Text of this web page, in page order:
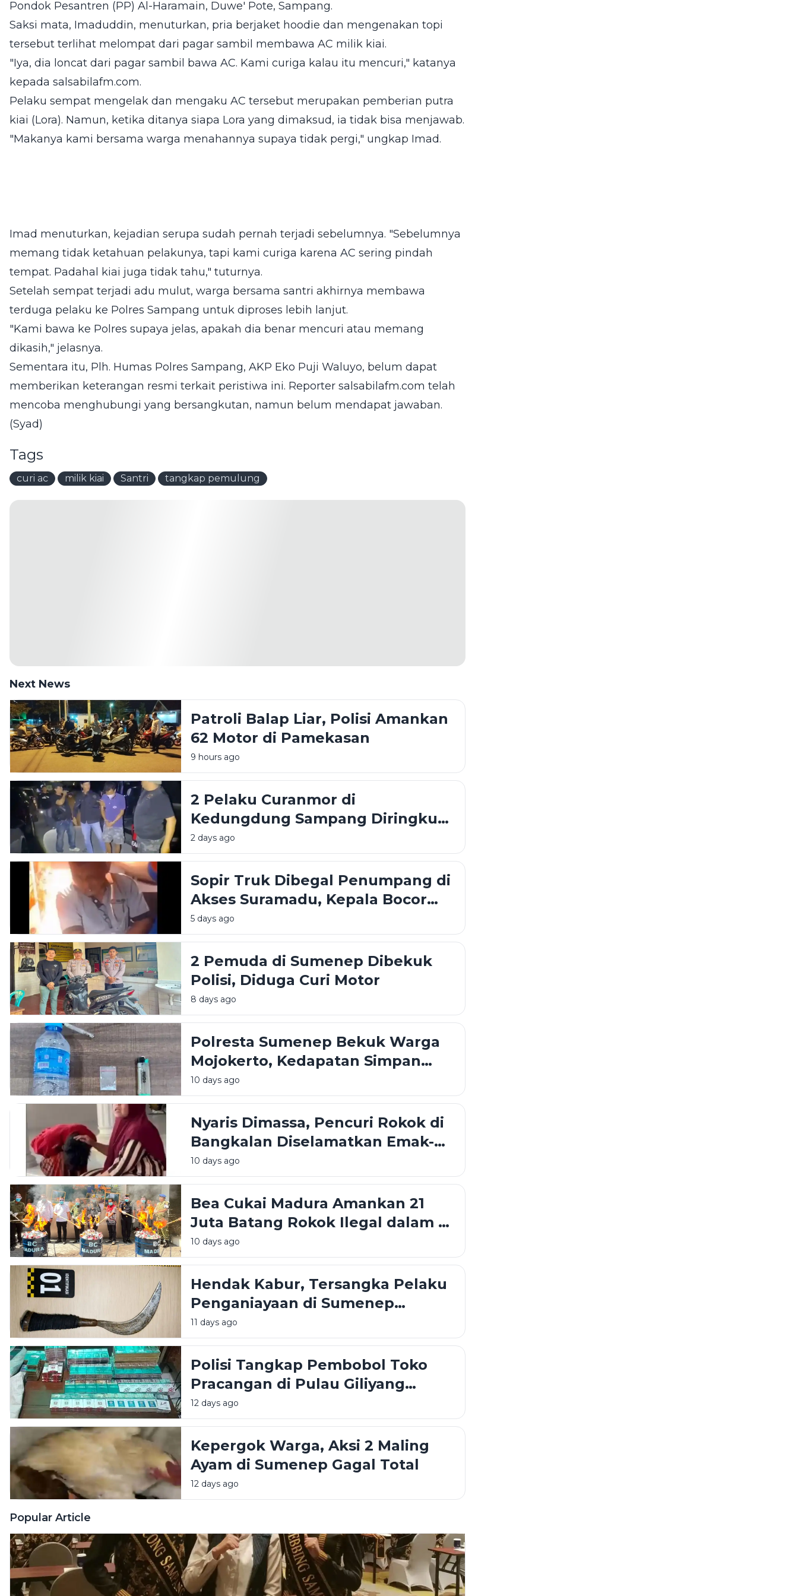
Pondok Pesantren (PP) Al-Haramain, Duwe' Pote, Sampang.
Saksi mata, Imaduddin, menuturkan, pria berjaket hoodie dan mengenakan topi
tersebut terlihat melompat dari pagar sambil membawa AC milik kiai.
"Iya, dia loncat dari pagar sambil bawa AC. Kami curiga kalau itu mencuri," katanya
kepada salsabilafm.com.
Pelaku sempat mengelak dan mengaku AC tersebut merupakan pemberian putra
kiai (Lora). Namun, ketika ditanya siapa Lora yang dimaksud, ia tidak bisa menjawab.
"Makanya kami bersama warga menahannya supaya tidak pergi," ungkap Imad.
Imad menuturkan, kejadian serupa sudah pernah terjadi sebelumnya. "Sebelumnya
memang tidak ketahuan pelakunya, tapi kami curiga karena AC sering pindah
tempat. Padahal kiai juga tidak tahu," tuturnya.
Setelah sempat terjadi adu mulut, warga bersama santri akhirnya membawa
terduga pelaku ke Polres Sampang untuk diproses lebih lanjut.
"Kami bawa ke Polres supaya jelas, apakah dia benar mencuri atau memang
dikasih," jelasnya.
Sementara itu, Plh. Humas Polres Sampang, AKP Eko Puji Waluyo, belum dapat
memberikan keterangan resmi terkait peristiwa ini. Reporter salsabilafm.com telah
mencoba menghubungi yang bersangkutan, namun belum mendapat jawaban.
(Syad)
Tags
curi ac milik kiai Santri tangkap pemulung
Next News
Patroli Balap Liar, Polisi Amankan
62 Motor di Pamekasan
9 hours ago
2 Pelaku Curanmor di
Kedungdung Sampang Diringkus
Polisi
2 days ago
Sopir Truk Dibegal Penumpang di
Akses Suramadu, Kepala Bocor
Dibacok Sajam
5 days ago
2 Pemuda di Sumenep Dibekuk
Polisi, Diduga Curi Motor
8 days ago
Polresta Sumenep Bekuk Warga
Mojokerto, Kedapatan Simpan
Sabu di Kamar
10 days ago
Nyaris Dimassa, Pencuri Rokok di
Bangkalan Diselamatkan Emak-
Emak
10 days ago
Bea Cukai Madura Amankan 21
Juta Batang Rokok Ilegal dalam 6
Bulan
10 days ago
Hendak Kabur, Tersangka Pelaku
Penganiayaan di Sumenep
dibekuk di Bus
11 days ago
Polisi Tangkap Pembobol Toko
Pracangan di Pulau Giliyang
Sumenep
12 days ago
Kepergok Warga, Aksi 2 Maling
Ayam di Sumenep Gagal Total
12 days ago
Popular Article